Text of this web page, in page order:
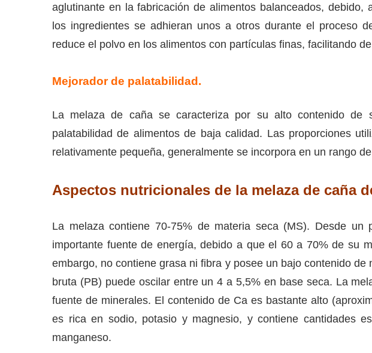
aglutinante en la fabricación de alimentos balanceados, debido,
los ingredientes se adhieran unos a otros durante el proceso
reduce el polvo en los alimentos con partículas finas, facilitando
Mejorador de palatabilidad.
La melaza de caña se caracteriza por su alto contenido de
palatabilidad de alimentos de baja calidad. Las proporciones
relativamente pequeña, generalmente se incorpora en un rango
Aspectos nutricionales de la melaza de caña
La melaza contiene 70-75% de materia seca (MS). Desde un
importante fuente de energía, debido a que el 60 a 70% de su
embargo, no contiene grasa ni fibra y posee un bajo contenido
bruta (PB) puede oscilar entre un 4 a 5,5% en base seca. La
fuente de minerales. El contenido de Ca es bastante alto
es rica en sodio, potasio y magnesio, y contiene cantidades
manganeso.